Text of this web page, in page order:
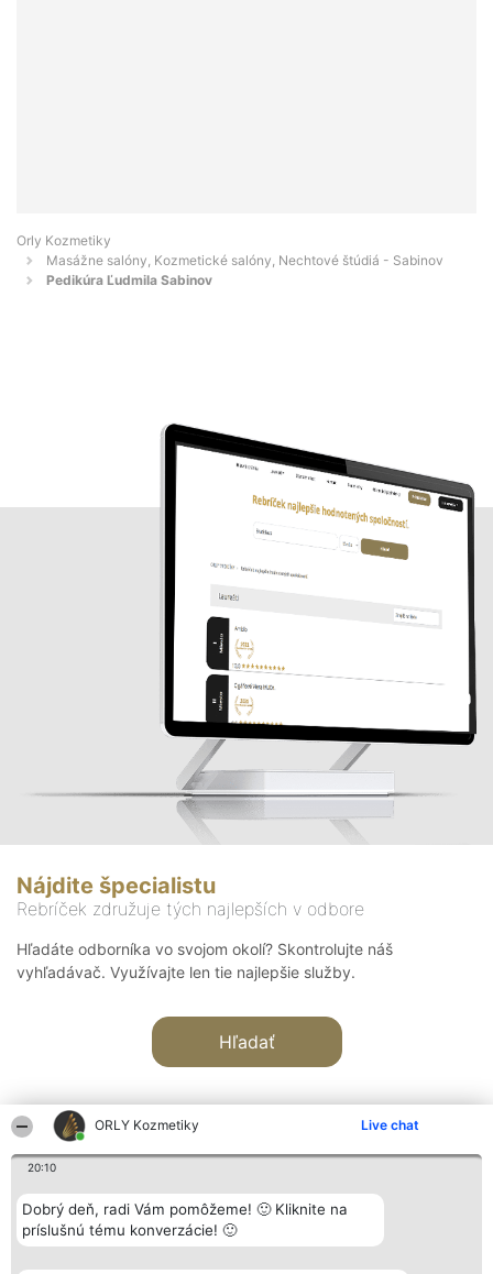
ORLY Kozmetiky Live chat
20:10
Dobrý deň, radi Vám pomôžeme! 🙂 Kliknite na
príslušnú tému konverzácie! 🙂
Orly Kozmetiky
Masážne salóny, Kozmetické salóny, Nechtové štúdiá - Sabinov
Pedikúra Ľudmila Sabinov
Nájdite špecialistu
Rebríček združuje tých najlepších v odbore
Hľadáte odborníka vo svojom okolí? Skontrolujte náš
vyhľadávač. Využívajte len tie najlepšie služby.
Hľadať
Organizátor hodnotenia
Bright Side Solutions sp. z o.
o. sp. k.
Wrocław 50-079
Hodnotenie
Laureáti
Lista
Laureatów
Kontakt
Kontakt